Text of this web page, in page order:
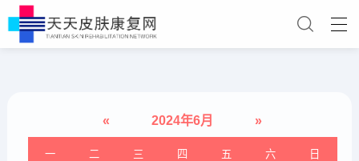
« 2024年6月 »
一 二 三 四 五 六 日